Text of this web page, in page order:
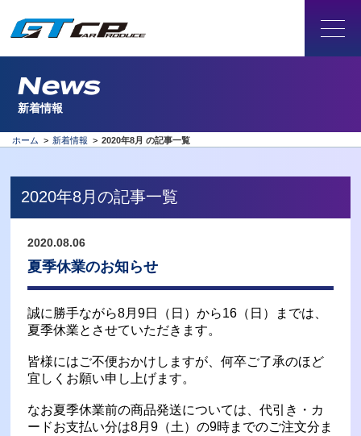
News
新着情報
ホーム > 新着情報 > 2020年8月 の記事一覧
2020年8月の記事一覧
2020.08.06
夏季休業のお知らせ
誠に勝手ながら8月9日（日）から16（日）までは、
夏季休業とさせていただきます。
皆様にはご不便おかけしますが、何卒ご了承のほど
宜しくお願い申し上げます。
なお夏季休業前の商品発送については、代引き・カ
ードお支払い分は8月9（土）の9時までのご注文分ま